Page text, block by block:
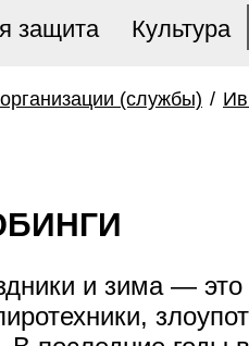
защита
Культура
(службы) /
и зима —